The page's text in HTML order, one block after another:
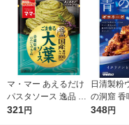
マ・マー あえるだけ
パスタソース 逸品 ご
ま香る大葉ソース ＜1
321円
日清製粉
の洞窟 香
ーブ引き
348円